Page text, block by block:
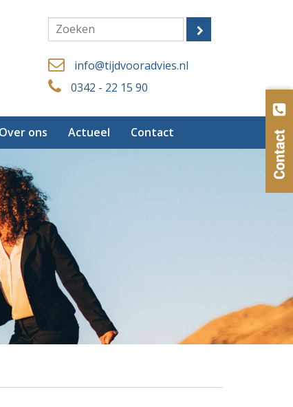
info@tijdvooradvies.nl
0342 - 22 15 90
Over ons Actueel Contact